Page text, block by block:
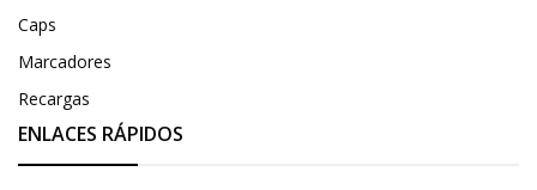
Caps
Marcadores
Recargas
ENLACES RÁPIDOS